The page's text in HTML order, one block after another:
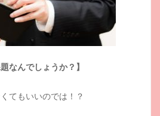
なんでしょうか？】
てもいいのでは！？